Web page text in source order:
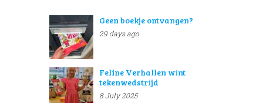
Geen boekje ontvangen?
29 days ago
Feline Verhallen wint
tekenwedstrijd
8 July 2025